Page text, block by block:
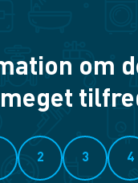
om
meget
2 3 4